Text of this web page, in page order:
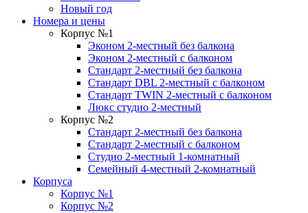
Новый год
Номера и цены
Корпус №1
Эконом 2-местный без балкона
Эконом 2-местный с балконом
Стандарт 2-местный без балкона
Стандарт DBL 2-местный с балконом
Cтандарт TWIN 2-местный с балконом
Люкс студио 2-местный
Корпус №2
Стандарт 2-местный без балкона
Стандарт 2-местный с балконом
Студио 2-местный 1-комнатный
Семейный 4-местный 2-комнатный
Корпуса
Корпус №1
Корпус №2